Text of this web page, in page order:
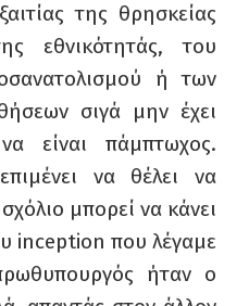
της θρησκείας
εθνικότητάς, του
ή των
σιγά μην έχει
είναι πάμπτωχος.
να θέλει να
μπορεί να κάνει
inception που λέγαμε
ήταν ο